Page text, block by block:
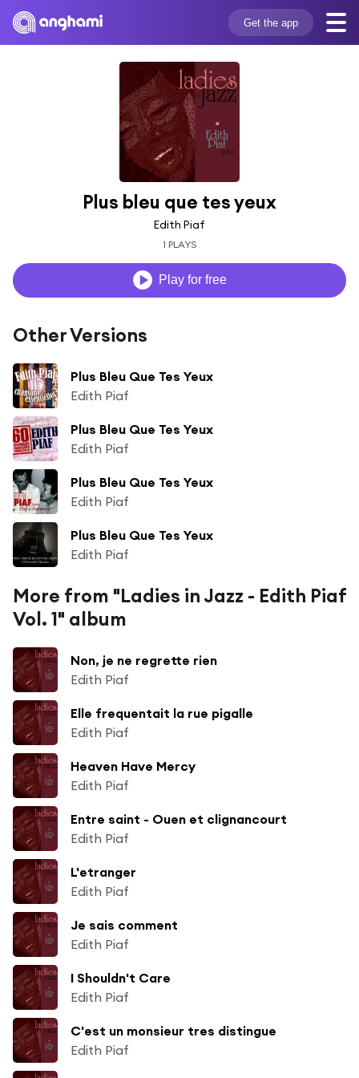
Get the app
Plus bleu que tes yeux
Edith Piaf
1 PLAYS
Play for free
Other Versions
Plus Bleu Que Tes Yeux
Edith Piaf
Plus Bleu Que Tes Yeux
Edith Piaf
Plus Bleu Que Tes Yeux
Edith Piaf
Plus Bleu Que Tes Yeux
Edith Piaf
More from "Ladies in Jazz - Edith Piaf
Vol. 1" album
Non, je ne regrette rien
Edith Piaf
Elle frequentait la rue pigalle
Edith Piaf
Heaven Have Mercy
Edith Piaf
Entre saint - Ouen et clignancourt
Edith Piaf
L'etranger
Edith Piaf
Je sais comment
Edith Piaf
I Shouldn't Care
Edith Piaf
C'est un monsieur tres distingue
Edith Piaf